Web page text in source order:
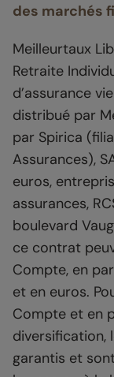
des marchés
Meilleurtaux
Retraite
d’assurance
distribué par
par Spirica
Assurances),
euros,
assurances,
boulevard
ce contrat
Compte, en
et en euros.
Compte et en
diversification,
garantis et